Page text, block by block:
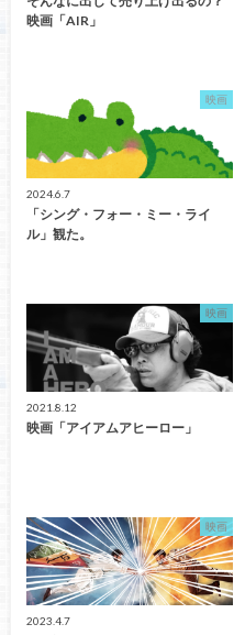
映画「AIR」
映画
2024.6.7
「シング・フォー・ミー・ライ
ル」観た。
映画
2021.8.12
映画「アイアムアヒーロー」
映画
2023.4.7